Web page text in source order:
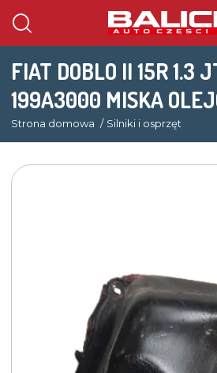
FIAT DOBLO II 15R 1.3
199A3000 MISKA
Strona domowa Silniki i osprzęt